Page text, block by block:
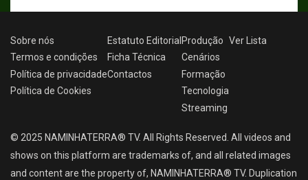
Sobre nós
Termos e condições
Política de privacidade
Política de Cookies
Estatuto Editorial
Ficha Técnica
Contactos
Produção
Cenários
Formação
Tecnologia
Streaming
Ver Lista
© 2025 NAMINHATERRA® TV. All Rights Reserved. All videos and
shows on this platform are trademarks of, and all related images
and content are the property of, NAMINHATERRA® TV. Duplication